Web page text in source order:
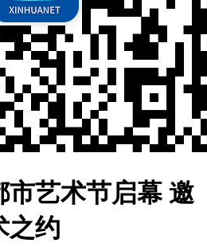
市艺术节启幕 邀
之约